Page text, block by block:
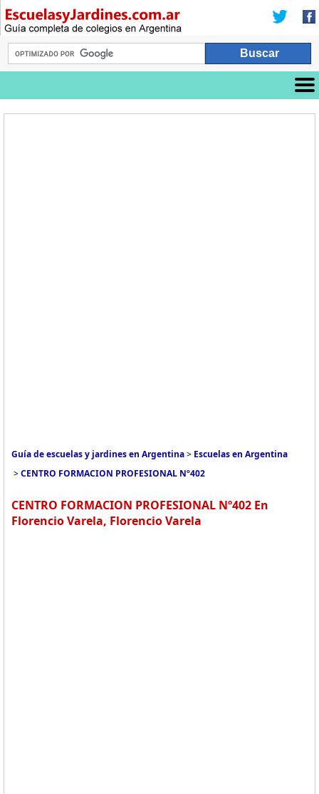
Guía de escuelas y jardines en Argentina> Escuelas en Argentina
>CENTRO FORMACION PROFESIONAL Nº402
CENTRO FORMACION PROFESIONAL Nº402 En
Florencio Varela, Florencio Varela